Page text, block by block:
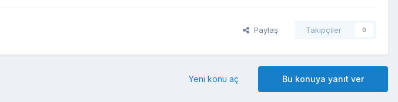
Paylaş Takipçiler 0
Bu konuya yanıt ver
Yeni konu aç